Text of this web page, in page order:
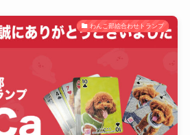
わんこ部絵合わせトランプ